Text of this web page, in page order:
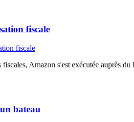
fiscale
Amazon s'est exécutée auprès
bateau